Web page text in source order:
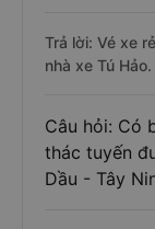
Trả lời: Vé xe
nhà xe Tú Hảo.
Câu hỏi: Có
thác tuyến
Dầu - Tây